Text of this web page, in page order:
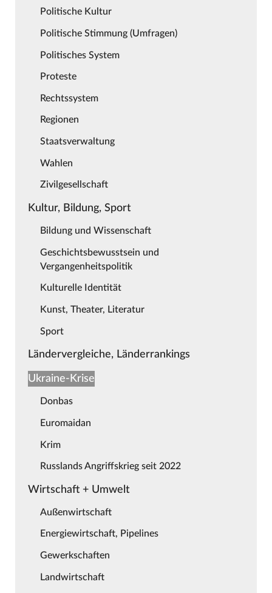
Politische Kultur
Politische Stimmung (Umfragen)
Politisches System
Proteste
Rechtssystem
Regionen
Staatsverwaltung
Wahlen
Zivilgesellschaft
Kultur, Bildung, Sport
Bildung und Wissenschaft
Geschichtsbewusstsein und
Vergangenheitspolitik
Kulturelle Identität
Kunst, Theater, Literatur
Sport
Ländervergleiche, Länderrankings
Ukraine-Krise
Donbas
Euromaidan
Krim
Russlands Angriffskrieg seit 2022
Wirtschaft + Umwelt
Außenwirtschaft
Energiewirtschaft, Pipelines
Gewerkschaften
Landwirtschaft